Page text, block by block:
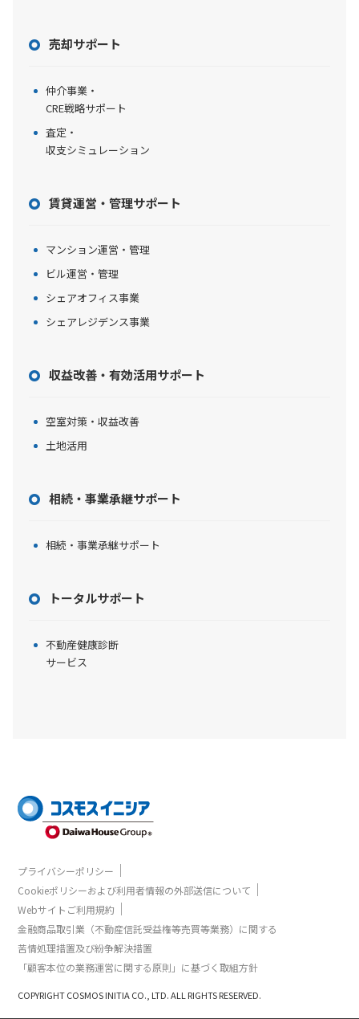
売却サポート
仲介事業・
CRE戦略サポート
査定・
収支シミュレーション
賃貸運営・管理サポート
マンション運営・管理
ビル運営・管理
シェアオフィス事業
シェアレジデンス事業
収益改善・有効活用サポート
空室対策・収益改善
土地活用
相続・事業承継サポート
相続・事業承継サポート
トータルサポート
不動産健康診断
サービス
プライバシーポリシー ｜
Cookieポリシーおよび利用者情報の外部送信について ｜
Webサイトご利用規約 ｜
金融商品取引業（不動産信託受益権等売買等業務）に関する
苦情処理措置及び紛争解決措置
「顧客本位の業務運営に関する原則」に基づく取組方針
COPYRIGHT COSMOS INITIA CO., LTD. ALL RIGHTS RESERVED.